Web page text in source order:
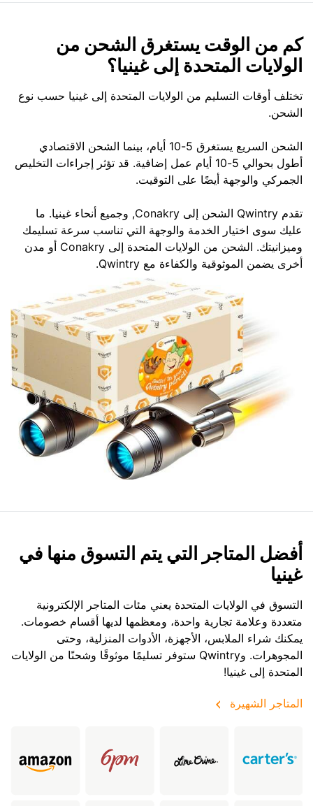
كم من الوقت يستغرق الشحن من
الولايات المتحدة إلى غينيا؟
تختلف أوقات التسليم من الولايات المتحدة إلى غينيا حسب نوع
الشحن.
الشحن السريع يستغرق 5-10 أيام، بينما الشحن الاقتصادي
أطول بحوالي 5-10 أيام عمل إضافية. قد تؤثر إجراءات التخليص
الجمركي والوجهة أيضًا على التوقيت.
تقدم Qwintry الشحن إلى Conakry, وجميع أنحاء غينيا. ما
عليك سوى اختيار الخدمة والوجهة التي تناسب سرعة تسليمك
وميزانيتك. الشحن من الولايات المتحدة إلى Conakry أو مدن
أخرى يضمن الموثوقية والكفاءة مع Qwintry.
أفضل المتاجر التي يتم التسوق منها في
غينيا
التسوق في الولايات المتحدة يعني مئات المتاجر الإلكترونية
متعددة وعلامة تجارية واحدة، ومعظمها لديها أقسام خصومات.
يمكنك شراء الملابس، الأجهزة، الأدوات المنزلية، وحتى
المجوهرات. وQwintry ستوفر تسليمًا موثوقًا وشحنًا من الولايات
المتحدة إلى غينيا!
المتاجر الشهيرة